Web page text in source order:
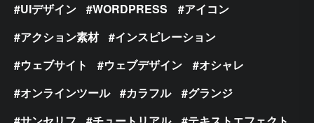
UIデザイン
WORDPRESS
アイコン
アクション素材
インスピレーション
ウェブサイト
ウェブデザイン
オシャレ
オンラインツール
カラフル
グランジ